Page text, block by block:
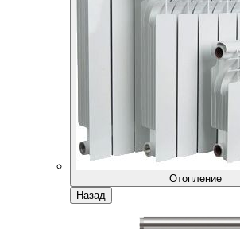
Отопление
Назад